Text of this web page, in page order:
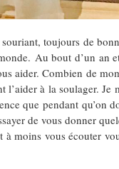
toujours de
Au bout d’un an
aider. Combien de
à la soulager.
que pendant
de vous donner
à moins vous écouter